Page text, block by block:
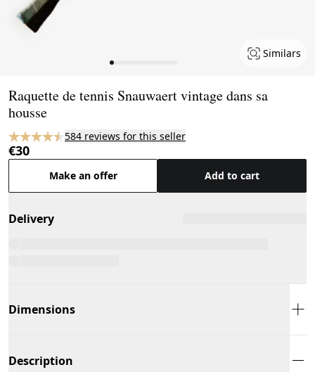
Similars
Raquette de tennis Snauwaert vintage dans sa
housse
584 reviews for this seller
€30
Make an offer Add to cart
Delivery
Dimensions
Description